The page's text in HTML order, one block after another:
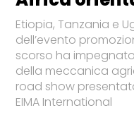
Etiopia, Tanzania e
dell’evento
scorso ha
della meccanica
road show
EIMA International